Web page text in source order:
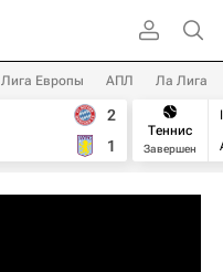
Лига Европы АПЛ Ла Лига
2
1
Теннис
Завершен